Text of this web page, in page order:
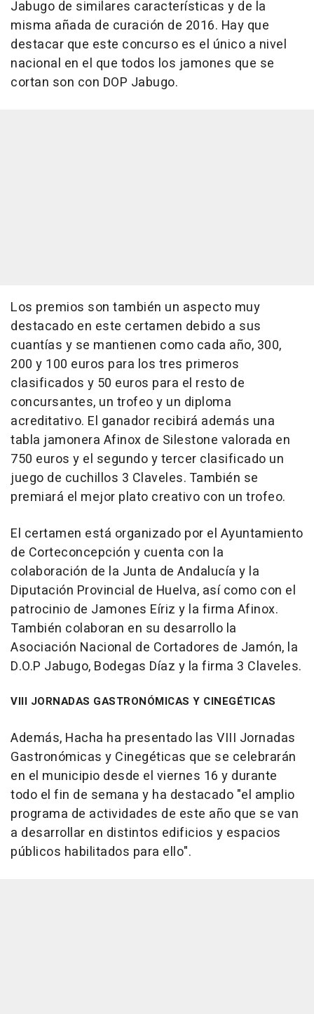
Jabugo de similares características y de la
misma añada de curación de 2016. Hay que
destacar que este concurso es el único a nivel
nacional en el que todos los jamones que se
cortan son con DOP Jabugo.
Los premios son también un aspecto muy
destacado en este certamen debido a sus
cuantías y se mantienen como cada año, 300,
200 y 100 euros para los tres primeros
clasificados y 50 euros para el resto de
concursantes, un trofeo y un diploma
acreditativo. El ganador recibirá además una
tabla jamonera Afinox de Silestone valorada en
750 euros y el segundo y tercer clasificado un
juego de cuchillos 3 Claveles. También se
premiará el mejor plato creativo con un trofeo.
El certamen está organizado por el Ayuntamiento
de Corteconcepción y cuenta con la
colaboración de la Junta de Andalucía y la
Diputación Provincial de Huelva, así como con el
patrocinio de Jamones Eíriz y la firma Afinox.
También colaboran en su desarrollo la
Asociación Nacional de Cortadores de Jamón, la
D.O.P Jabugo, Bodegas Díaz y la firma 3 Claveles.
VIII JORNADAS GASTRONÓMICAS Y CINEGÉTICAS
Además, Hacha ha presentado las VIII Jornadas
Gastronómicas y Cinegéticas que se celebrarán
en el municipio desde el viernes 16 y durante
todo el fin de semana y ha destacado "el amplio
programa de actividades de este año que se van
a desarrollar en distintos edificios y espacios
públicos habilitados para ello".